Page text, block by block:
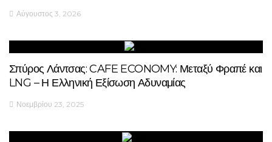
Αύγουστος 3, 2026
Σπύρος Λάντσας: CAFE ECONOMY: Μεταξύ Φραπέ και
LNG – Η Ελληνική Εξίσωση Αδυναμίας
Νοεμβρίου 23, 2025